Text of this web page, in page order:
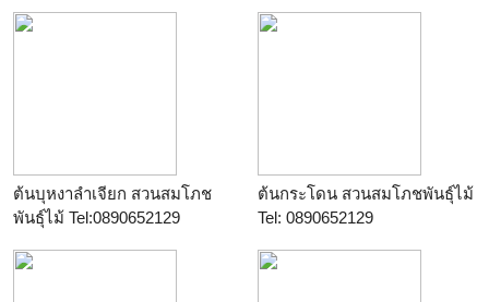
ต้นบุหงาลำเจียก สวนสมโภช
พันธุ์ไม้ Tel:0890652129
ต้นกระโดน สวนสมโภชพันธุ์ไม้
Tel: 0890652129